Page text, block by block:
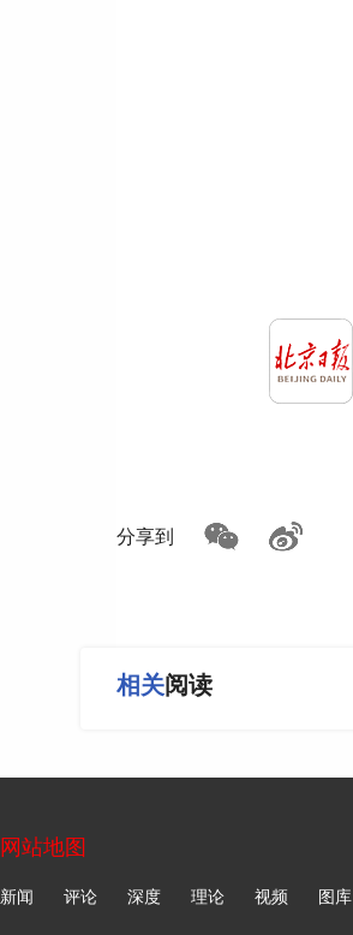
更多热点速报、权威资讯
分享到
相关阅读
网站地图
新闻 评论 深度 理论 视频 图库